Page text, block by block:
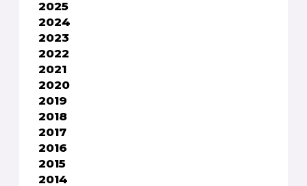
2025
2024
2023
2022
2021
2020
2019
2018
2017
2016
2015
2014